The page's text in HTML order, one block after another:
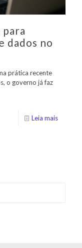
dados no
prática recente
o governo já faz
Leia mais